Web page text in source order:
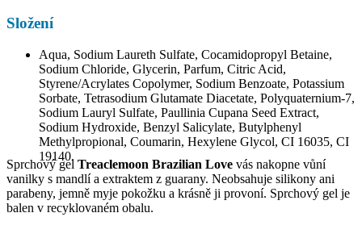
Složení
Aqua, Sodium Laureth Sulfate, Cocamidopropyl Betaine,
Sodium Chloride, Glycerin, Parfum, Citric Acid,
Styrene/Acrylates Copolymer, Sodium Benzoate, Potassium
Sorbate, Tetrasodium Glutamate Diacetate, Polyquaternium-7,
Sodium Lauryl Sulfate, Paullinia Cupana Seed Extract,
Sodium Hydroxide, Benzyl Salicylate, Butylphenyl
Methylpropional, Coumarin, Hexylene Glycol, CI 16035, CI
19140.
Sprchový gel Treaclemoon Brazilian Love vás nakopne vůní
vanilky s mandlí a extraktem z guarany. Neobsahuje silikony ani
parabeny, jemně myje pokožku a krásně ji provoní. Sprchový gel je
balen v recyklovaném obalu.